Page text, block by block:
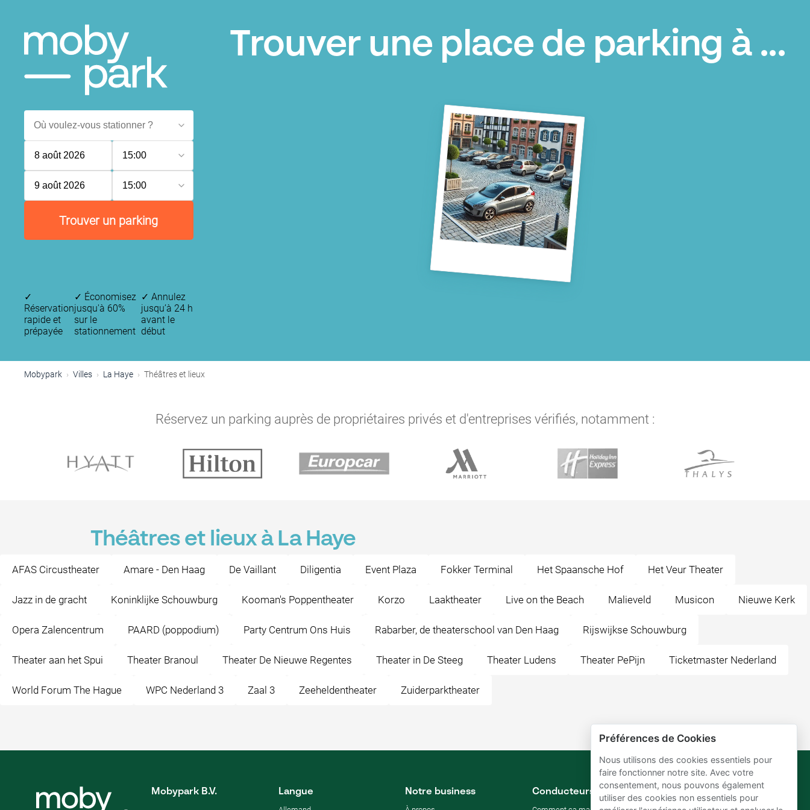
Trouver une place de parking à ...
8 août 2026 15:00
9 août 2026 15:00
Trouver un parking
✓
Réservation
rapide et
prépayée
✓ Économisez
jusqu'à 60%
sur le
stationnement
✓ Annulez
jusqu’à 24 h
avant le
début
Mobypark Villes La Haye Théâtres et lieux
Réservez un parking auprès de propriétaires privés et d'entreprises vérifiés, notamment :
Théâtres et lieux à La Haye
AFAS Circustheater Amare - Den Haag De Vaillant Diligentia Event Plaza Fokker Terminal Het Spaansche Hof Het Veur Theater
Jazz in de gracht Koninklijke Schouwburg Kooman's Poppentheater Korzo Laaktheater Live on the Beach Malieveld Musicon Nieuwe Kerk
Opera Zalencentrum PAARD (poppodium) Party Centrum Ons Huis Rabarber, de theaterschool van Den Haag Rijswijkse Schouwburg
Theater aan het Spui Theater Branoul Theater De Nieuwe Regentes Theater in De Steeg Theater Ludens Theater PePijn Ticketmaster Nederland
World Forum The Hague WPC Nederland 3 Zaal 3 Zeeheldentheater Zuiderparktheater
Mobypark B.V. Langue Notre business Conducteurs Propriétaires de parking
Préférences de Cookies
Nous utilisons des cookies essentiels pour
faire fonctionner notre site. Avec votre
consentement, nous pouvons également
utiliser des cookies non essentiels pour